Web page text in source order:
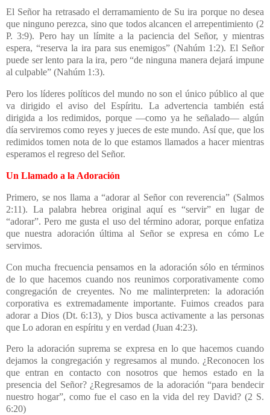
El Señor ha retrasado el derramamiento de Su ira porque no desea
que ninguno perezca, sino que todos alcancen el arrepentimiento (2
P. 3:9). Pero hay un límite a la paciencia del Señor, y mientras
espera, “reserva la ira para sus enemigos” (Nahúm 1:2). El Señor
puede ser lento para la ira, pero “de ninguna manera dejará impune
al culpable” (Nahúm 1:3).
Pero los líderes políticos del mundo no son el único público al que
va dirigido el aviso del Espíritu. La advertencia también está
dirigida a los redimidos, porque —como ya he señalado— algún
día serviremos como reyes y jueces de este mundo. Así que, que los
redimidos tomen nota de lo que estamos llamados a hacer mientras
esperamos el regreso del Señor.
Un Llamado a la Adoración
Primero, se nos llama a “adorar al Señor con reverencia” (Salmos
2:11). La palabra hebrea original aquí es “servir” en lugar de
“adorar”. Pero me gusta el uso del término adorar, porque enfatiza
que nuestra adoración última al Señor se expresa en cómo Le
servimos.
Con mucha frecuencia pensamos en la adoración sólo en términos
de lo que hacemos cuando nos reunimos corporativamente como
congregación de creyentes. No me malinterpreten: la adoración
corporativa es extremadamente importante. Fuimos creados para
adorar a Dios (Dt. 6:13), y Dios busca activamente a las personas
que Lo adoran en espíritu y en verdad (Juan 4:23).
Pero la adoración suprema se expresa en lo que hacemos cuando
dejamos la congregación y regresamos al mundo. ¿Reconocen los
que entran en contacto con nosotros que hemos estado en la
presencia del Señor? ¿Regresamos de la adoración “para bendecir
nuestro hogar”, como fue el caso en la vida del rey David? (2 S.
6:20)